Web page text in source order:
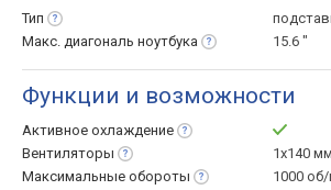
Тип
Макс. диагональ ноутбука 15.6 "
Функции и возможности
Активное охлаждение
Вентиляторы
1х140 мм
Максимальные обороты
1000